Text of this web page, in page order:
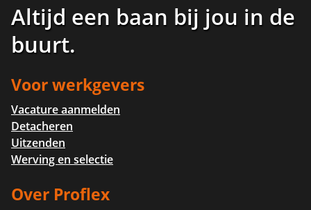
Altijd een baan bij jou in de
buurt.
Voor werkgevers
Vacature aanmelden
Detacheren
Uitzenden
Werving en selectie
Over Proflex